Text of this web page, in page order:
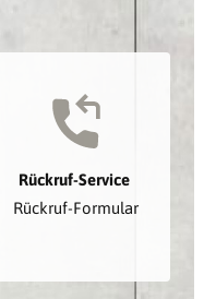
Rückruf-Service
Rückruf-Formular